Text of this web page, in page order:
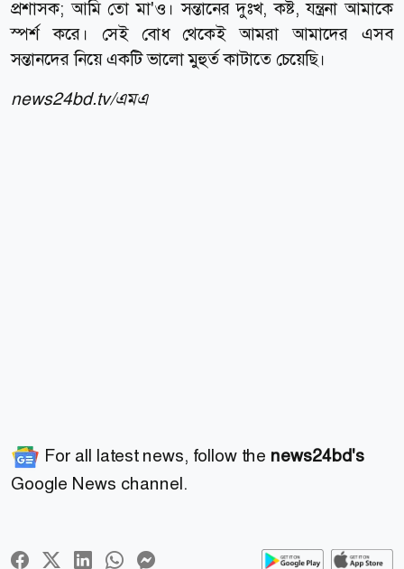
প্রশাসক; আমি তো মা'ও। সন্তানের দুঃখ, কষ্ট, যন্ত্রনা আমাকে
স্পর্শ করে। সেই বোধ থেকেই আমরা আমাদের এসব
সন্তানদের নিয়ে একটি ভালো মুহুর্ত কাটাতে চেয়েছি।
news24bd.tv/এমএ
For all latest news, follow the news24bd's
Google News channel.